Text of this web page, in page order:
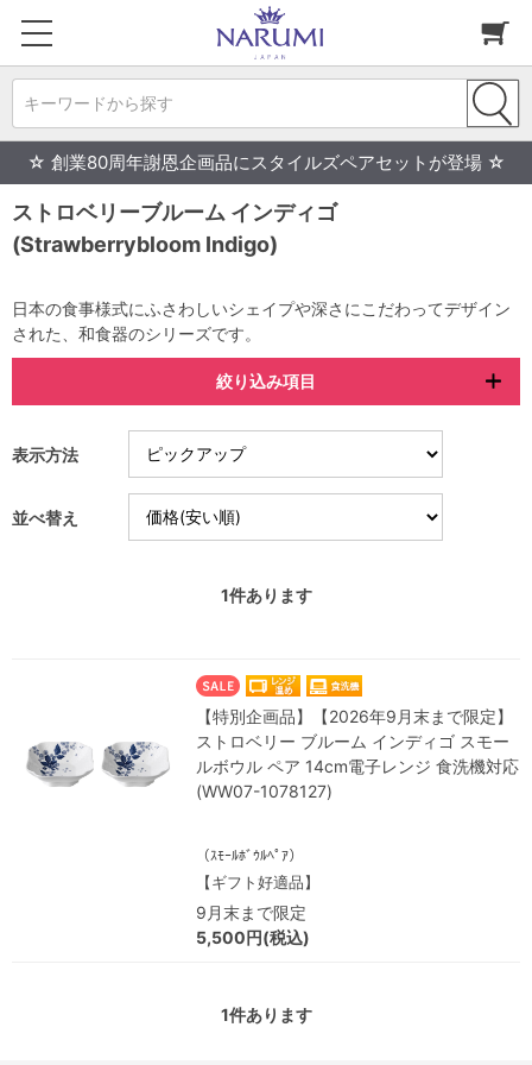
キーワードから探す
☆ 創業80周年謝恩企画品にスタイルズペアセットが登場 ☆
ストロベリーブルーム インディゴ
(Strawberrybloom Indigo)
日本の食事様式にふさわしいシェイプや深さにこだわってデザイン
された、和食器のシリーズです。
絞り込み項目
表示方法
並べ替え
1件あります
【特別企画品】【2026年9月末まで限定】
ストロベリー ブルーム インディゴ スモー
ルボウル ペア 14cm電子レンジ 食洗機対応
(WW07-1078127)
（ｽﾓｰﾙﾎﾞｳﾙﾍﾟｱ）
【ギフト好適品】
9月末まで限定
5,500円(税込)
1件あります